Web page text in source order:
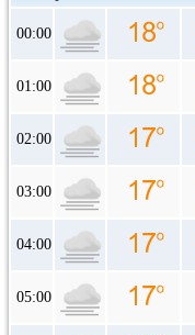
00:00
01:00
02:00
03:00
04:00
05:00